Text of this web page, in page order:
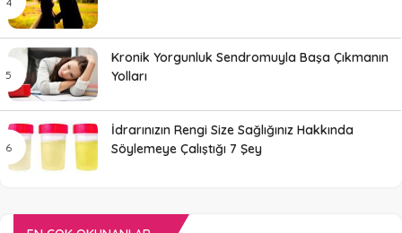
Kronik Yorgunluk Sendromuyla Başa Çıkmanın
Yolları
İdrarınızın Rengi Size Sağlığınız Hakkında
Söylemeye Çalıştığı 7 Şey